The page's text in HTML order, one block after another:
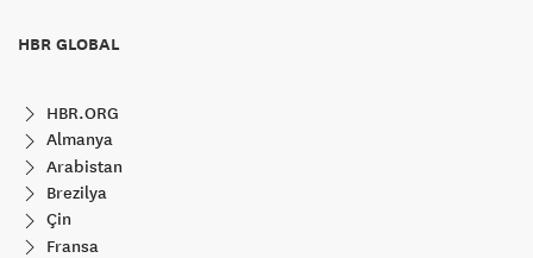
HBR GLOBAL
HBR.ORG
Almanya
Arabistan
Brezilya
Çin
Fransa